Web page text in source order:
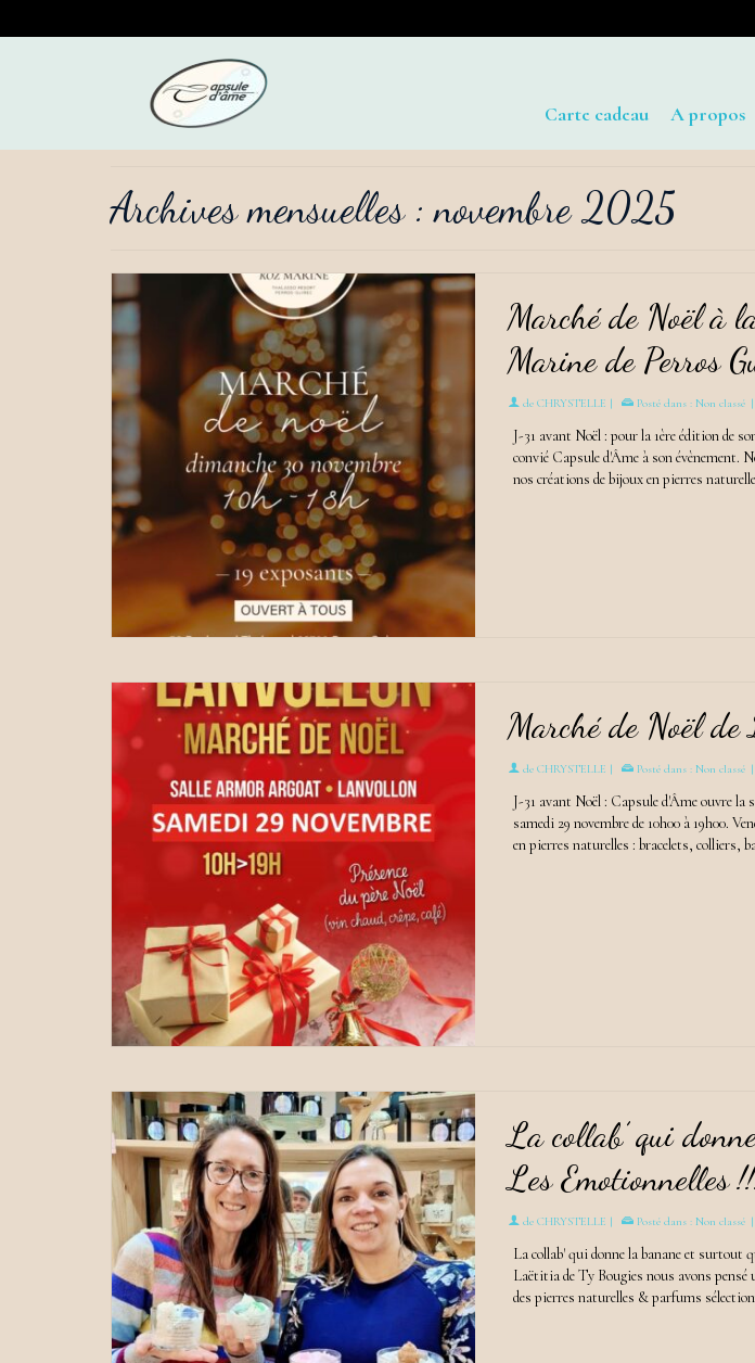
Carte cadeau A propos
Archives mensuelles : novembre 2025
Marché de Noël à
Marine de Perros
de CHRYSTELLE | Posté dans : Non classé |
J-31 avant Noël : pour la 1ère édition de
convié Capsule d'Âme à son évènement.
nos créations de bijoux en pierres
Marché de Noël
de CHRYSTELLE | Posté dans : Non classé |
J-31 avant Noël : Capsule d'Âme ouvre la
samedi 29 novembre de 10h00 à 19h00.
en pierres naturelles : bracelets, colliers,
La collab’ qui
Les Emotionnelles
de CHRYSTELLE | Posté dans : Non classé |
La collab' qui donne la banane et surtout
Laëtitia de Ty Bougies nous avons pensé
des pierres naturelles & parfums